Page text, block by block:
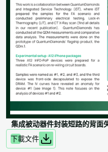
集成被动器件封装短路的背面
下載文件